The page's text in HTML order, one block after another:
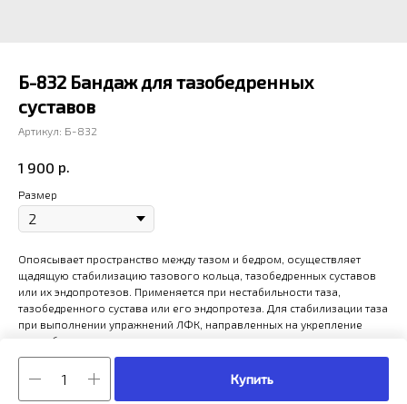
Б-832 Бандаж для тазобедренных
суставов
Артикул: Б-832
1 900 р.
Размер
Купить
Опоясывает пространство между тазом и бедром, осуществляет
щадящую стабилизацию тазового кольца, тазобедренных суставов
или их эндопротезов. Применяется при нестабильности таза,
тазобедренного сустава или его эндопротеза. Для стабилизации таза
при выполнении упражнений ЛФК, направленных на укрепление
мышц бедра.